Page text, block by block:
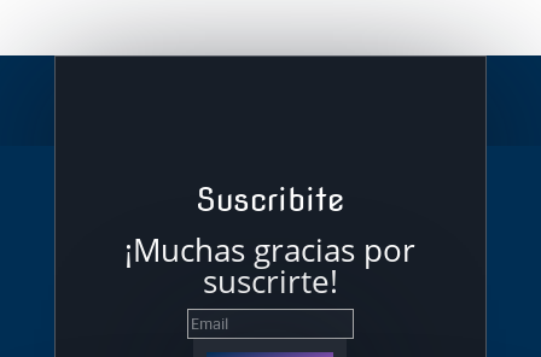
Suscribite
¡Muchas gracias por
suscrirte!